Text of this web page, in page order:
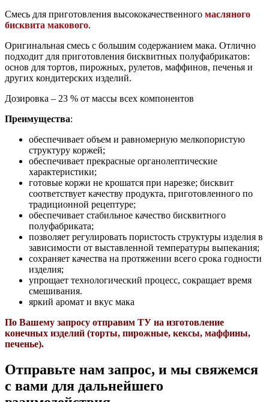
Смесь для приготовления высококачественного масляного
бисквита макового.
Оригинальная смесь с большим содержанием мака. Отлично
подходит для приготовления бисквитных полуфабрикатов:
основ для тортов, пирожных, рулетов, маффинов, печенья и
других кондитерских изделий.
Дозировка – 23 % от массы всех компонентов
Преимущества:
обеспечивает объем и равномерную мелкопористую
структуру коржей;
обеспечивает прекрасные органолептические
характеристики;
готовые коржи не крошатся при нарезке; бисквит
соответствует качеству продукта, приготовленного по
традиционной рецептуре;
обеспечивает стабильное качество бисквитного
полуфабриката;
позволяет регулировать пористость структуры изделия в
зависимости от выставленной температуры выпекания;
сохраняет качества на протяжении всего срока годности
изделия;
упрощает технологический процесс, сокращает время
смешивания.
яркий аромат и вкус мака
По Вашему запросу отправим ТУ на изготовление
конечных изделий (торты, пирожные, кексы, маффины,
печенье).
Отправьте нам запрос, и мы свяжемся
с вами для дальнейшего